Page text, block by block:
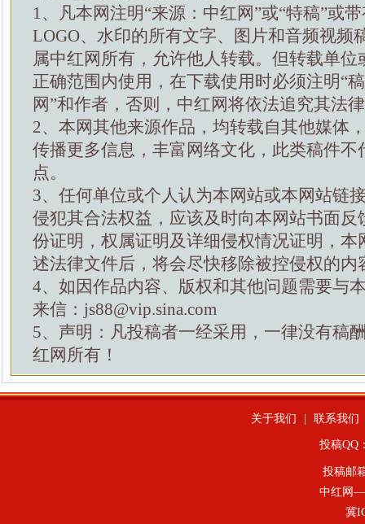
1、凡本网注明“来源：中红网”或“特稿”或
LOGO、水印的所有文字、图片和音频视频
属中红网所有，允许他人转载。但转载单位
正确范围内使用，在下载使用时必须注明“
网”和作者，否则，中红网将依法追究其法
2、本网其他来源作品，均转载自其他媒体
传播更多信息，丰富网络文化，此类稿件不
点。
3、任何单位或个人认为本网站或本网站链
侵犯其合法权益，应该及时向本网站书面反
份证明，权属证明及详细侵权情况证明，本
述法律文件后，将会尽快移除被控侵权的内
4、如因作品内容、版权和其他问题需要与
来信：js88@vip.sina.com
5、声明：凡投稿者一经采用，一律没有稿
红网所有！
关于我们 联系我们
投稿QQ
投稿邮
中红网—
冀